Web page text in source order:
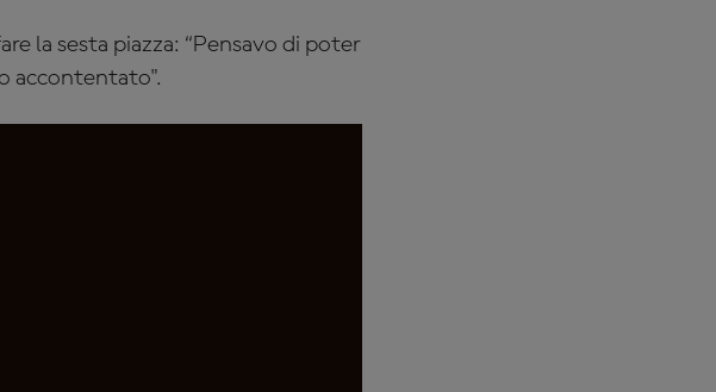
la sesta piazza: “Pensavo di poter
accontentato".